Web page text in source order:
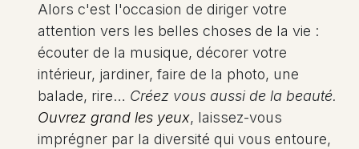
Alors c'est l'occasion de diriger votre
attention vers les belles choses de la vie :
écouter de la musique, décorer votre
intérieur, jardiner, faire de la photo, une
balade, rire… Créez vous aussi de la beauté.
Ouvrez grand les yeux, laissez-vous
imprégner par la diversité qui vous entoure,